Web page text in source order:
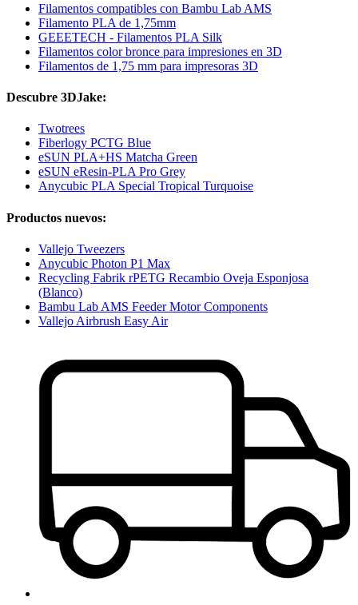
Filamentos compatibles con Bambu Lab AMS
Filamento PLA de 1,75mm
GEEETECH - Filamentos PLA Silk
Filamentos color bronce para impresiones en 3D
Filamentos de 1,75 mm para impresoras 3D
Descubre 3DJake:
Twotrees
Fiberlogy PCTG Blue
eSUN PLA+HS Matcha Green
eSUN eResin-PLA Pro Grey
Anycubic PLA Special Tropical Turquoise
Productos nuevos:
Vallejo Tweezers
Anycubic Photon P1 Max
Recycling Fabrik rPETG Recambio Oveja Esponjosa
(Blanco)
Bambu Lab AMS Feeder Motor Components
Vallejo Airbrush Easy Air